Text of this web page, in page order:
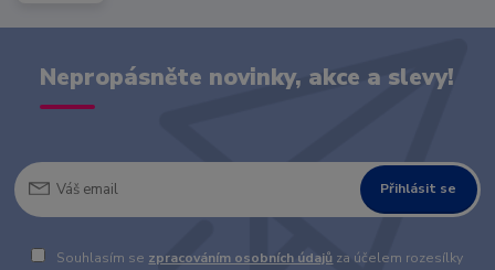
Nepropásněte novinky, akce a slevy!
Přihlásit se
Souhlasím se zpracováním osobních údajů za účelem rozesílky